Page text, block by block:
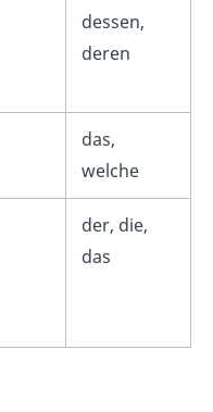
dessen,
deren
das,
welche
der, die,
das